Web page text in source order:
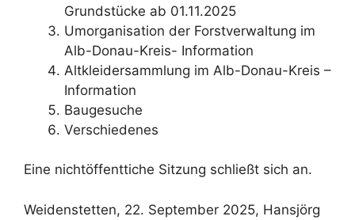
Grundstücke ab 01.11.2025
Umorganisation der Forstverwaltung im
Alb-Donau-Kreis- Information
Altkleidersammlung im Alb-Donau-Kreis –
Information
Baugesuche
Verschiedenes
Eine nichtöffenttiche Sitzung schließt sich an.
Weidenstetten, 22. September 2025, Hansjörg